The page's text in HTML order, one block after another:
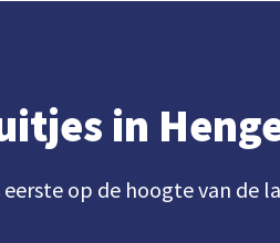
in
op de hoogte van de